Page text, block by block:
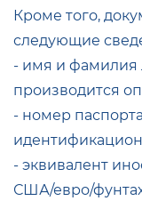
Кроме того,
следующие
- имя и фамилия
производится
- номер
- эквивалент
США/евро/